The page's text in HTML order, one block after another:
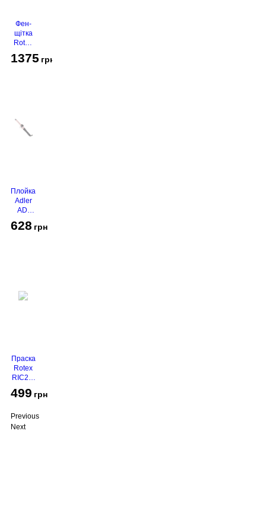
Фен-
щітка
Rotex
RHC-
490-T
1375 грн
Плойка
Adler
AD-
2116
628 грн
Праска
Rotex
RIC21-
N
Super
499 грн
Previous
Next